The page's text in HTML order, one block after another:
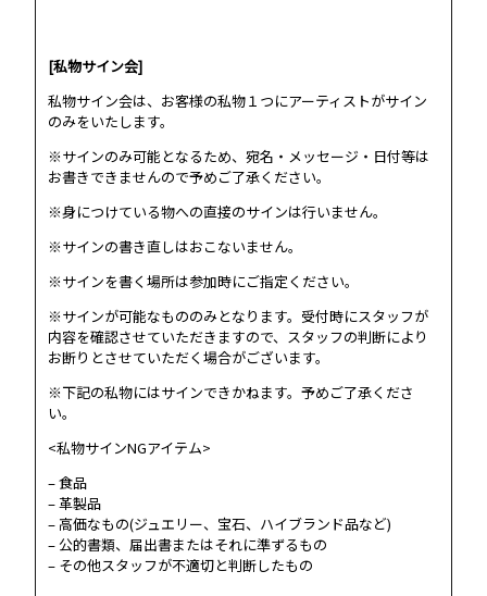
[私物サイン会]
私物サイン会は、お客様の私物１つにアーティストがサイン
のみをいたします。
※サインのみ可能となるため、宛名・メッセージ・日付等は
お書きできませんので予めご了承ください。
※身につけている物への直接のサインは行いません。
※サインの書き直しはおこないません。
※サインを書く場所は参加時にご指定ください。
※サインが可能なもののみとなります。受付時にスタッフが
内容を確認させていただきますので、スタッフの判断により
お断りとさせていただく場合がございます。
※下記の私物にはサインできかねます。予めご了承くださ
い。
<私物サインNGアイテム>
– 食品
– 革製品
– 高価なもの(ジュエリー、宝石、ハイブランド品など)
– 公的書類、届出書またはそれに準ずるもの
– その他スタッフが不適切と判断したもの